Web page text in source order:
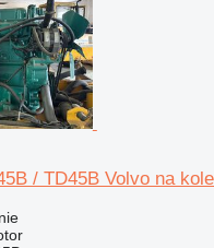
/ TD45B Volvo na